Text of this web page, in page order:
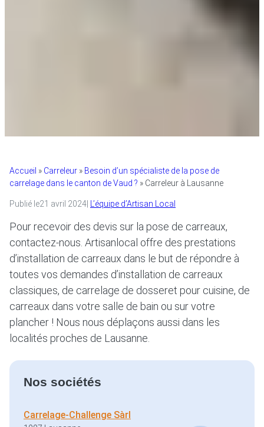
Accueil » Carreleur » Besoin d’un spécialiste de la pose de
carrelage dans le canton de Vaud ? » Carreleur à Lausanne
Publié le21 avril 2024 L’équipe d’Artisan Local
Pour recevoir des devis sur la pose de carreaux,
contactez-nous. Artisanlocal offre des prestations
d’installation de carreaux dans le but de répondre à
toutes vos demandes d’installation de carreaux
classiques, de carrelage de dosseret pour cuisine, de
carreaux dans votre salle de bain ou sur votre
plancher ! Nous nous déplaçons aussi dans les
localités proches de Lausanne.
Nos sociétés
Carrelage-Challenge Sàrl